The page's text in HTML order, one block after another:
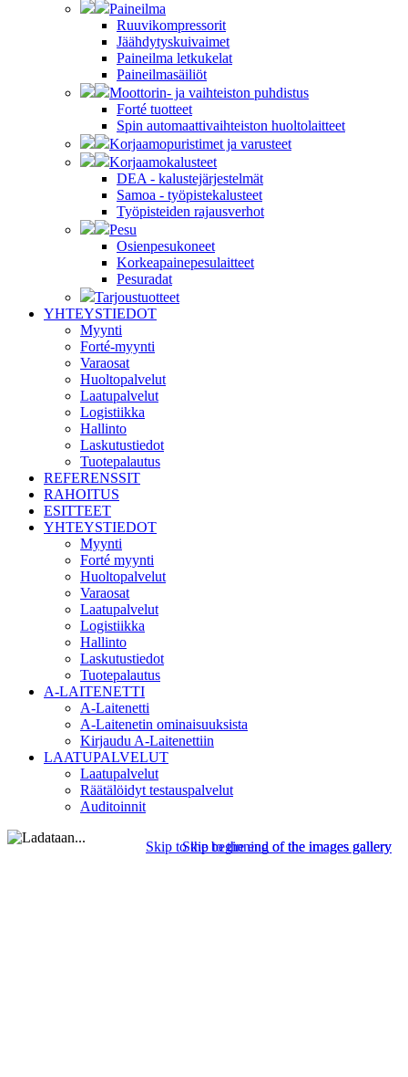
Paineilma
Ruuvikompressorit
Jäähdytyskuivaimet
Paineilma letkukelat
Paineilmasäiliöt
Moottorin- ja vaihteiston puhdistus
Forté tuotteet
Spin automaattivaihteiston huoltolaitteet
Korjaamopuristimet ja varusteet
Korjaamokalusteet
DEA - kalustejärjestelmät
Samoa - työpistekalusteet
Työpisteiden rajausverhot
Pesu
Osienpesukoneet
Korkeapainepesulaitteet
Pesuradat
Tarjoustuotteet
YHTEYSTIEDOT
Myynti
Forté-myynti
Varaosat
Huoltopalvelut
Laatupalvelut
Logistiikka
Hallinto
Laskutustiedot
Tuotepalautus
REFERENSSIT
RAHOITUS
ESITTEET
YHTEYSTIEDOT
Myynti
Forté myynti
Huoltopalvelut
Varaosat
Laatupalvelut
Logistiikka
Hallinto
Laskutustiedot
Tuotepalautus
A-LAITENETTI
A-Laitenetti
A-Laitenetin ominaisuuksista
Kirjaudu A-Laitenettiin
LAATUPALVELUT
Laatupalvelut
Räätälöidyt testauspalvelut
Auditoinnit
Skip to the end of the images gallery
Skip to the beginning of the images gallery